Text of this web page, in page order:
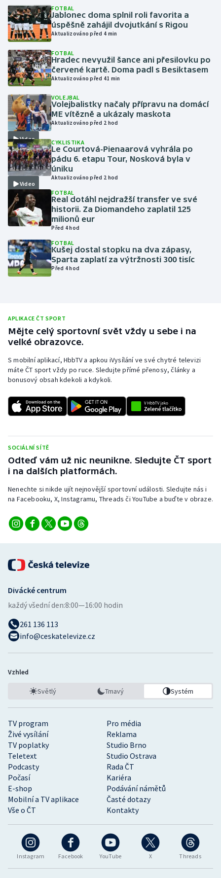
Gymnastika
Házená
Jezdectví
Judo
Krasobruslení
Lezení
Lyže a snowboard
Moderní pětiboj
Motorsport
Olympijské hry
Parasport
Plavání
Rychlostní kanoistika
Short track
Stolní tenis
Triatlon
Veslování
Vodní slalom
Ostatní
FOTBAL
Jablonec doma splnil roli favorita a
úspěšně zahájil dvojutkání s Rigou
Aktualizováno před 4 min
FOTBAL
Hradec nevyužil šance ani přesilovku po
červené kartě. Doma padl s Besiktasem
Aktualizováno před 41 min
Video
VOLEJBAL
Volejbalistky načaly přípravu na domácí
ME vítězně a ukázaly maskota
Aktualizováno před 2 hod
Video
CYKLISTIKA
Le Courtová-Pienaarová vyhrála po
pádu 6. etapu Tour, Nosková byla v
úniku
Aktualizováno před 2 hod
FOTBAL
Real dotáhl nejdražší transfer ve své
historii. Za Diomandeho zaplatil 125
milionů eur
Před 4 hod
FOTBAL
Kušej dostal stopku na dva zápasy,
Sparta zaplatí za výtržnosti 300 tisíc
Před 4 hod
APLIKACE ČT SPORT
Mějte celý sportovní svět vždy u sebe i na
velké obrazovce.
S mobilní aplikací, HbbTV a apkou iVysílání ve své chytré televizi
máte ČT sport vždy po ruce. Sledujte přímé přenosy, články a
bonusový obsah kdekoli a kdykoli.
SOCIÁLNÍ SÍTĚ
Odteď vám už nic neunikne. Sledujte ČT sport
i na dalších platformách.
Nenechte si nikde ujít nejnovější sportovní události. Sledujte nás i
na Facebooku, X, Instagramu, Threads či YouTube a buďte v obraze.
Instagram Facebook YouTube X Threads
TV program
Pro média
Živé vysílání
Reklama
TV poplatky
Studio Brno
Teletext
Studio Ostrava
Podcasty
Rada ČT
Počasí
Kariéra
E-shop
Podávání námětů
Mobilní a TV aplikace
Časté dotazy
Vše o ČT
Kontakty
Divácké centrum
každý všední den:8:00—16:00 hodin
261 136 113
info@ceskatelevize.cz
Vzhled
Světlý Tmavý Systém